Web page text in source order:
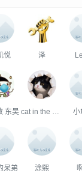
悦 泽
东吴 小
呆弟 涂熙